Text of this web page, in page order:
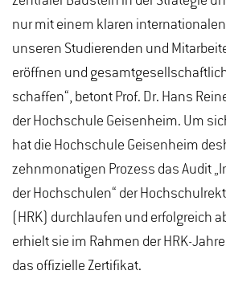
nur mit einem klaren
unseren Studierenden und
eröffnen und
schaffen“, betont Prof. Dr. Hans
der Hochschule Geisenheim. Um
hat die Hochschule Geisenheim
zehnmonatigen Prozess das Audit
der Hochschulen“ der
(HRK) durchlaufen und erfolgreich
erhielt sie im Rahmen der HRK-
das offizielle Zertifikat.